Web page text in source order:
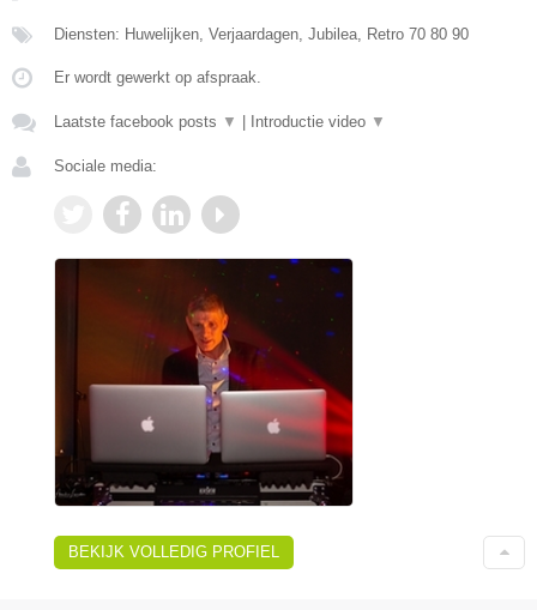
Diensten: Huwelijken, Verjaardagen, Jubilea, Retro 70 80 90
Er wordt gewerkt op afspraak.
Laatste facebook posts ▼ Introductie video ▼
Sociale media:
BEKIJK VOLLEDIG PROFIEL